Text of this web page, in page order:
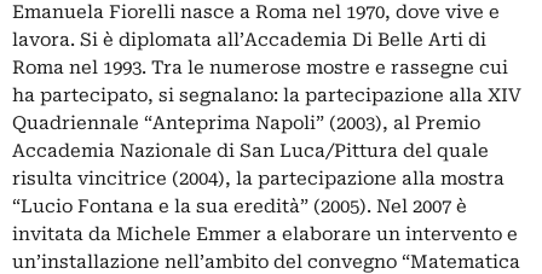
Emanuela Fiorelli nasce a Roma nel 1970, dove vive e
lavora. Si è diplomata all’Accademia Di Belle Arti di
Roma nel 1993. Tra le numerose mostre e rassegne cui
ha partecipato, si segnalano: la partecipazione alla XIV
Quadriennale “Anteprima Napoli” (2003), al Premio
Accademia Nazionale di San Luca/Pittura del quale
risulta vincitrice (2004), la partecipazione alla mostra
“Lucio Fontana e la sua eredità” (2005). Nel 2007 è
invitata da Michele Emmer a elaborare un intervento e
un’installazione nell’ambito del convegno “Matematica